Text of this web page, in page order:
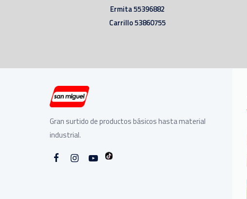
Ermita 55396882
Carrillo 53860755
Gran surtido de productos básicos hasta material
industrial.